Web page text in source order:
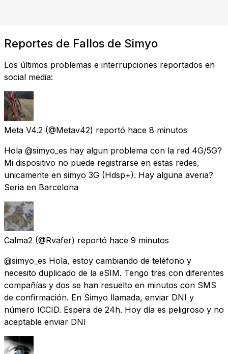
Reportes de Fallos de Simyo
Los últimos problemas e interrupciones reportados en
social media:
Meta V4.2 (@Metav42) reportó hace 8 minutos
Hola @simyo_es hay algun problema con la red 4G/5G?
Mi dispositivo no puede registrarse en estas redes,
unicamente en simyo 3G (Hdsp+). Hay alguna averia?
Seria en Barcelona
Calma2 (@Rvafer) reportó hace 9 minutos
@simyo_es Hola, estoy cambiando de teléfono y
necesito duplicado de la eSIM. Tengo tres con diferentes
compañías y dos se han resuelto en minutos con SMS
de confirmación. En Simyo llamada, enviar DNI y
número ICCID. Espera de 24h. Hoy día es peligroso y no
aceptable enviar DNI